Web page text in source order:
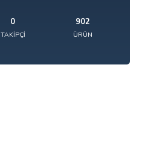
0
TAKIPÇI
902
ÜRÜN